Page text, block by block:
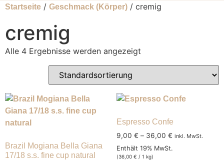
Startseite / Geschmack (Körper) / cremig
cremig
Alle 4 Ergebnisse werden angezeigt
Brazil Mogiana Bella Giana
17/18 s.s. fine cup natural
Espresso Confe
9,00 € – 36,00 € inkl. MwSt.
Enthält 19% MwSt.
(36,00 € / 1 kg)